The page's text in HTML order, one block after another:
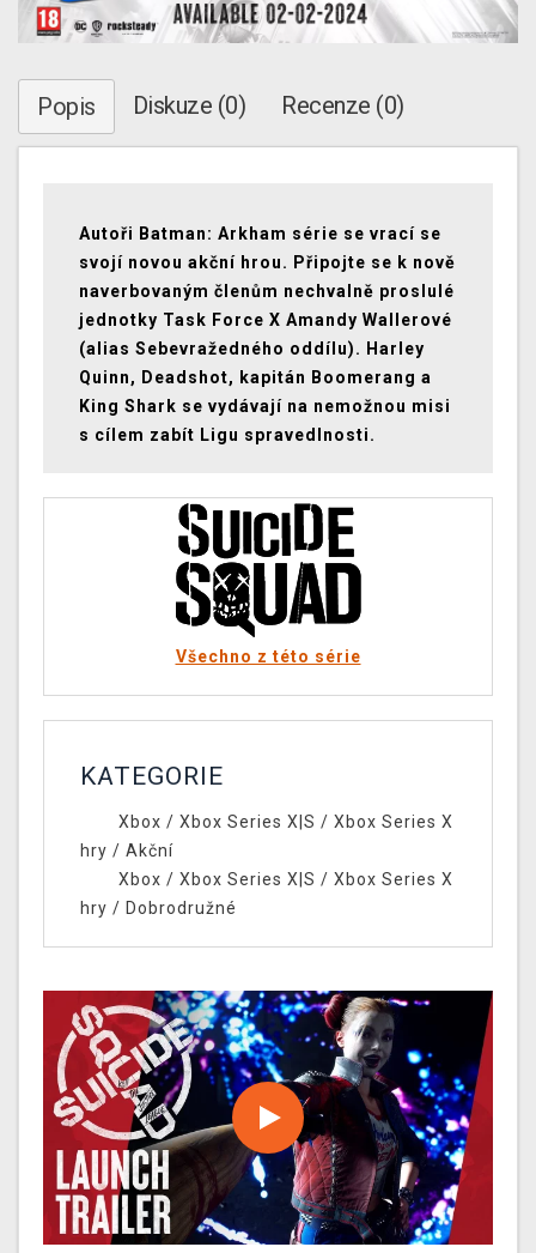
Popis Diskuze (0) Recenze (0)
Autoři Batman: Arkham série se vrací se
svojí novou akční hrou. Připojte se k nově
naverbovaným členům nechvalně proslulé
jednotky Task Force X Amandy Wallerové
(alias Sebevražedného oddílu). Harley
Quinn, Deadshot, kapitán Boomerang a
King Shark se vydávají na nemožnou misi
s cílem zabít Ligu spravedlnosti.
Všechno z této série
KATEGORIE
Xbox / Xbox Series X|S / Xbox Series X
hry / Akční
Xbox / Xbox Series X|S / Xbox Series X
hry / Dobrodružné